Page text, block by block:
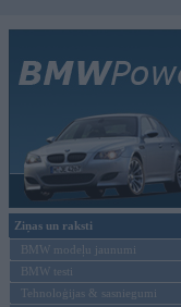
Ziņas un raksti
BMW modeļu jaunumi
BMW testi
Tehnoloģijas & sasniegumi